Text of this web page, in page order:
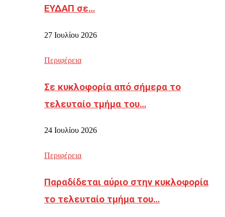
ΕΥΔΑΠ σε…
27 Ιουλίου 2026
Περιφέρεια
Σε κυκλοφορία από σήμερα το
τελευταίο τμήμα του…
24 Ιουλίου 2026
Περιφέρεια
Παραδίδεται αύριο στην κυκλοφορία
το τελευταίο τμήμα του…